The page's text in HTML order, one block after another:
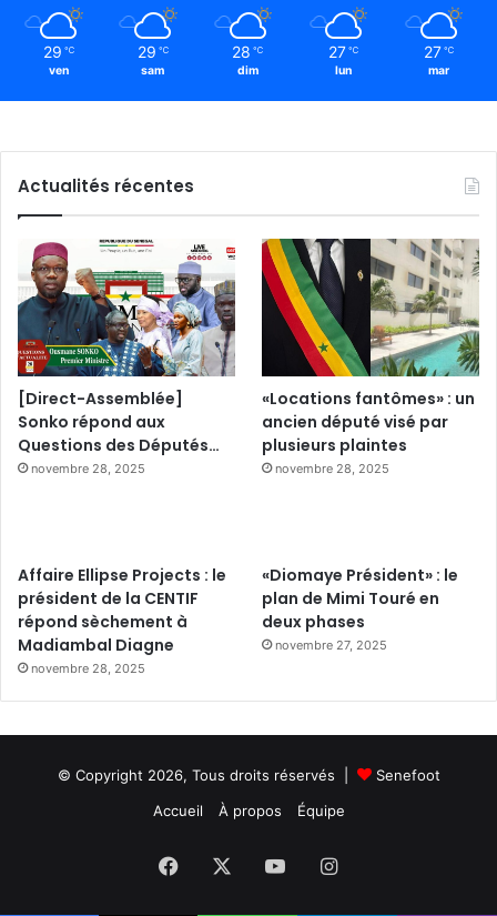
29 ℃
ven
29 ℃
sam
28 ℃
dim
27 ℃
lun
27 ℃
mar
Actualités récentes
[Direct-Assemblée]
Sonko répond aux
Questions des Députés…
novembre 28, 2025
«Locations fantômes» : un
ancien député visé par
plusieurs plaintes
novembre 28, 2025
Affaire Ellipse Projects : le
président de la CENTIF
répond sèchement à
Madiambal Diagne
novembre 28, 2025
«Diomaye Président» : le
plan de Mimi Touré en
deux phases
novembre 27, 2025
© Copyright 2026, Tous droits réservés |
Senefoot
Accueil
À propos Équipe
Facebook YouTubeInstagram